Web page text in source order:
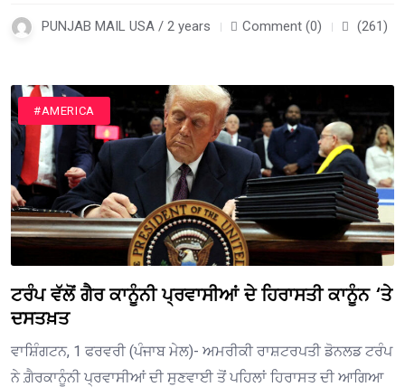
PUNJAB MAIL USA / 2 years Comment (0) (261)
#AMERICA
ਟਰੰਪ ਵੱਲੋਂ ਗੈਰ ਕਾਨੂੰਨੀ ਪ੍ਰਵਾਸੀਆਂ ਦੇ ਹਿਰਾਸਤੀ ਕਾਨੂੰਨ ‘ਤੇ
ਦਸਤਖ਼ਤ
ਵਾਸ਼ਿੰਗਟਨ, 1 ਫਰਵਰੀ (ਪੰਜਾਬ ਮੇਲ)- ਅਮਰੀਕੀ ਰਾਸ਼ਟਰਪਤੀ ਡੋਨਲਡ ਟਰੰਪ
ਨੇ ਗ਼ੈਰਕਾਨੂੰਨੀ ਪ੍ਰਵਾਸੀਆਂ ਦੀ ਸੁਣਵਾਈ ਤੋਂ ਪਹਿਲਾਂ ਹਿਰਾਸਤ ਦੀ ਆਗਿਆ